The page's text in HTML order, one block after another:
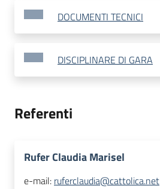
DOCUMENTI TECNICI
DISCIPLINARE DI GARA
Referenti
Rufer Claudia Marisel
e-mail: ruferclaudia@cattolica.net